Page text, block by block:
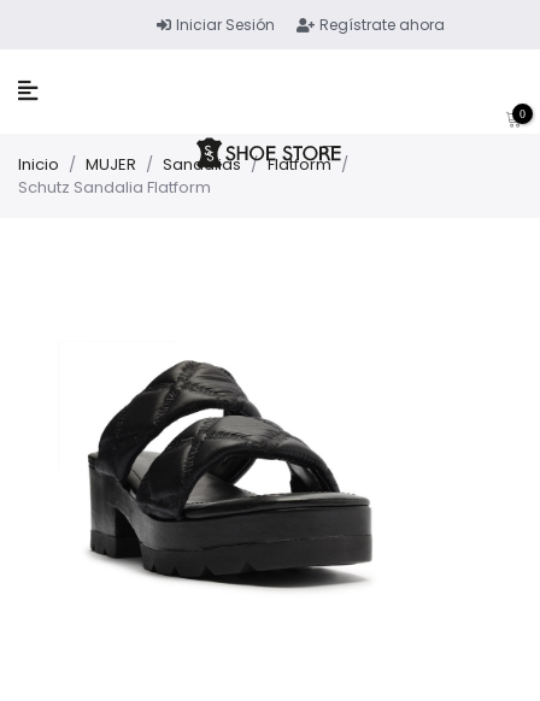
Iniciar Sesión Regístrate ahora
0
Inicio / MUJER / Sandalias / Flatform /
Schutz Sandalia Flatform